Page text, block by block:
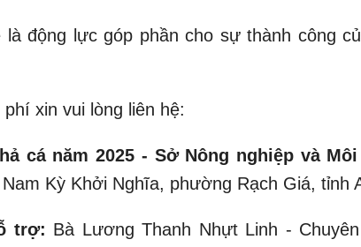
động lực góp phần cho sự thành công
xin vui lòng liên hệ:
cá năm 2025 - Sở Nông nghiệp và
Kỳ Khởi Nghĩa, phường Rạch Giá, tỉnh
trợ: Bà Lương Thanh Nhựt Linh -